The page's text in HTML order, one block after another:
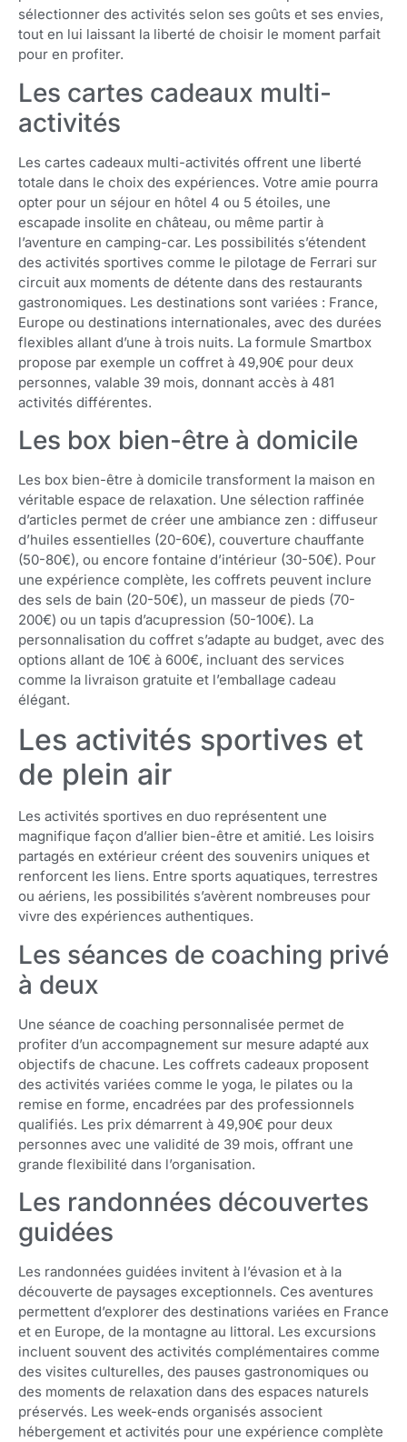
sélectionner des activités selon ses goûts et ses envies,
tout en lui laissant la liberté de choisir le moment parfait
pour en profiter.
Les cartes cadeaux multi-
activités
Les cartes cadeaux multi-activités offrent une liberté
totale dans le choix des expériences. Votre amie pourra
opter pour un séjour en hôtel 4 ou 5 étoiles, une
escapade insolite en château, ou même partir à
l’aventure en camping-car. Les possibilités s’étendent
des activités sportives comme le pilotage de Ferrari sur
circuit aux moments de détente dans des restaurants
gastronomiques. Les destinations sont variées : France,
Europe ou destinations internationales, avec des durées
flexibles allant d’une à trois nuits. La formule Smartbox
propose par exemple un coffret à 49,90€ pour deux
personnes, valable 39 mois, donnant accès à 481
activités différentes.
Les box bien-être à domicile
Les box bien-être à domicile transforment la maison en
véritable espace de relaxation. Une sélection raffinée
d’articles permet de créer une ambiance zen : diffuseur
d’huiles essentielles (20-60€), couverture chauffante
(50-80€), ou encore fontaine d’intérieur (30-50€). Pour
une expérience complète, les coffrets peuvent inclure
des sels de bain (20-50€), un masseur de pieds (70-
200€) ou un tapis d’acupression (50-100€). La
personnalisation du coffret s’adapte au budget, avec des
options allant de 10€ à 600€, incluant des services
comme la livraison gratuite et l’emballage cadeau
élégant.
Les activités sportives et
de plein air
Les activités sportives en duo représentent une
magnifique façon d’allier bien-être et amitié. Les loisirs
partagés en extérieur créent des souvenirs uniques et
renforcent les liens. Entre sports aquatiques, terrestres
ou aériens, les possibilités s’avèrent nombreuses pour
vivre des expériences authentiques.
Les séances de coaching privé
à deux
Une séance de coaching personnalisée permet de
profiter d’un accompagnement sur mesure adapté aux
objectifs de chacune. Les coffrets cadeaux proposent
des activités variées comme le yoga, le pilates ou la
remise en forme, encadrées par des professionnels
qualifiés. Les prix démarrent à 49,90€ pour deux
personnes avec une validité de 39 mois, offrant une
grande flexibilité dans l’organisation.
Les randonnées découvertes
guidées
Les randonnées guidées invitent à l’évasion et à la
découverte de paysages exceptionnels. Ces aventures
permettent d’explorer des destinations variées en France
et en Europe, de la montagne au littoral. Les excursions
incluent souvent des activités complémentaires comme
des visites culturelles, des pauses gastronomiques ou
des moments de relaxation dans des espaces naturels
préservés. Les week-ends organisés associent
hébergement et activités pour une expérience complète